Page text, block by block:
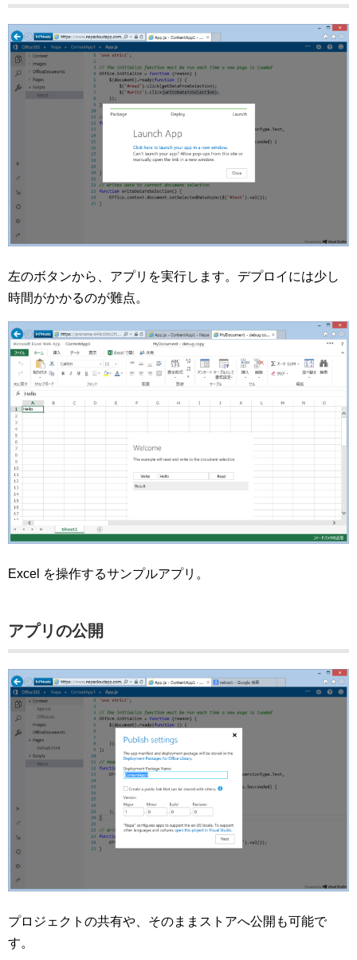
左のボタンから、アプリを実行します。デプロイには少し
時間がかかるのが難点。
Excel を操作するサンプルアプリ。
アプリの公開
プロジェクトの共有や、そのままストアへ公開も可能で
す。